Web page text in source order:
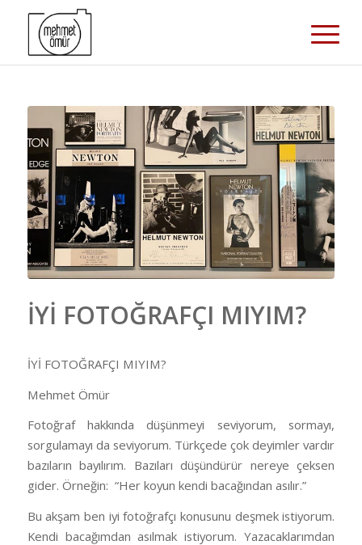
İYİ FOTOĞRAFÇI MIYIM?
İYİ FOTOĞRAFÇI MIYIM?
Mehmet Ömür
Fotoğraf hakkında düşünmeyi seviyorum, sormayı,
sorgulamayı da seviyorum. Türkçede çok deyimler vardır
bazıların bayılırım. Bazıları düşündürür nereye çeksen
gider. Örneğin: “Her koyun kendi bacağından asılır.”
Bu akşam ben iyi fotoğrafçı konusunu deşmek istiyorum.
Kendi bacağımdan asılmak istiyorum. Yazacaklarımdan